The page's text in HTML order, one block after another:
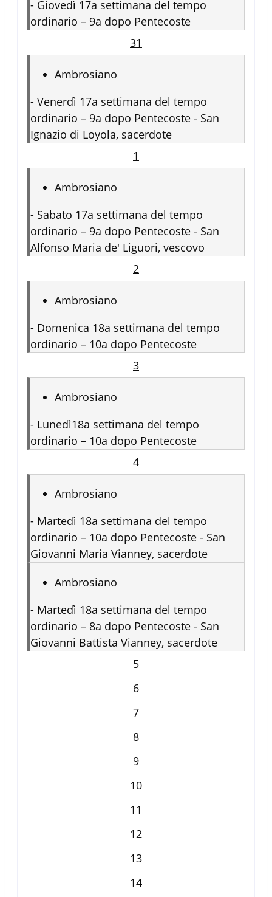
- Giovedì 17a settimana del tempo
ordinario – 9a dopo Pentecoste
31
Ambrosiano
- Venerdì 17a settimana del tempo
ordinario – 9a dopo Pentecoste - San
Ignazio di Loyola, sacerdote
1
Ambrosiano
- Sabato 17a settimana del tempo
ordinario – 9a dopo Pentecoste - San
Alfonso Maria de' Liguori, vescovo
2
Ambrosiano
- Domenica 18a settimana del tempo
ordinario – 10a dopo Pentecoste
3
Ambrosiano
- Lunedì18a settimana del tempo
ordinario – 10a dopo Pentecoste
4
Ambrosiano
- Martedì 18a settimana del tempo
ordinario – 10a dopo Pentecoste - San
Giovanni Maria Vianney, sacerdote
Ambrosiano
- Martedì 18a settimana del tempo
ordinario – 8a dopo Pentecoste - San
Giovanni Battista Vianney, sacerdote
5
6
7
8
9
10
11
12
13
14